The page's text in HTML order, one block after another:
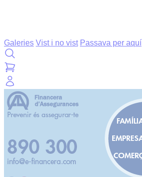
Galeries Vist i no vist Passava per aquí